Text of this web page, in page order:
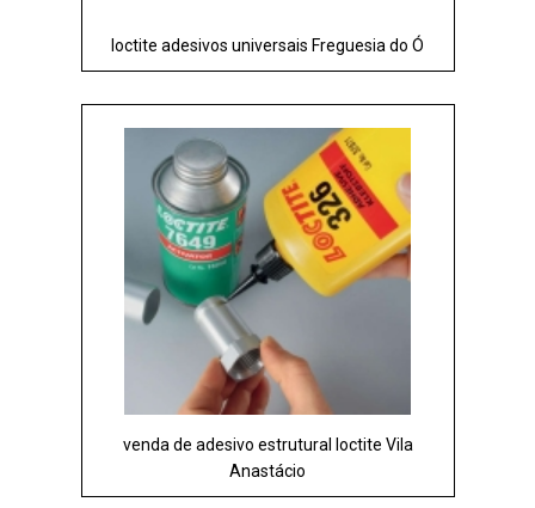
loctite adesivos universais Freguesia do Ó
venda de adesivo estrutural loctite Vila
Anastácio